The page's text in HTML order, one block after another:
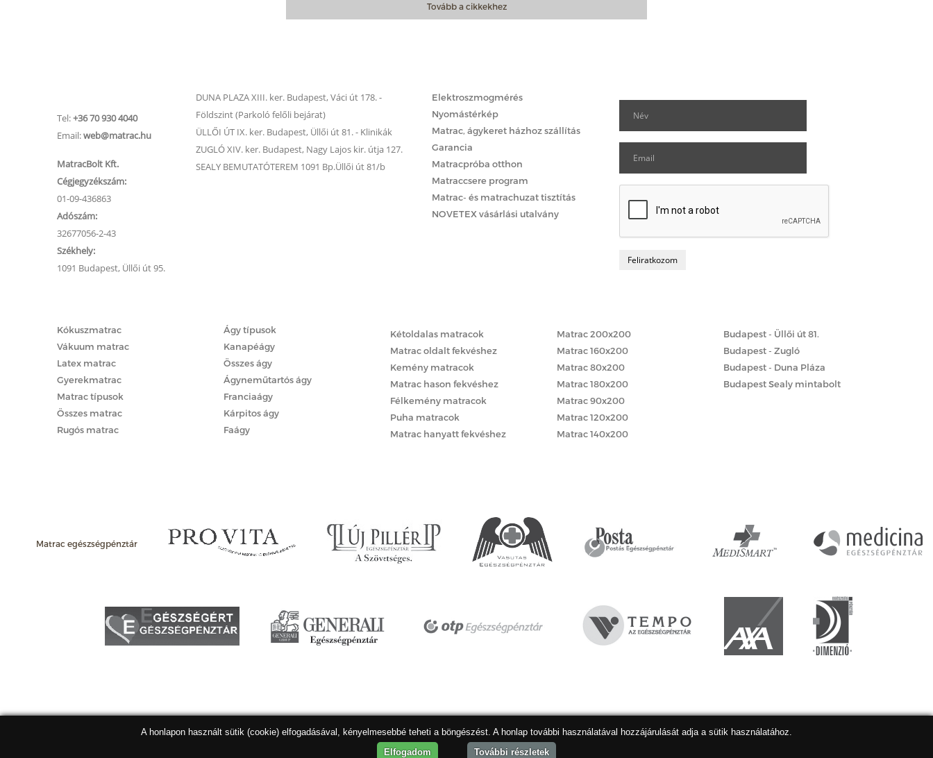
Tovább a cikkekhez
Tel:+36 70 930 4040
Email:web@matrac.hu
MatracBolt Kft.
Cégjegyzékszám:
01-09-436863
Adószám:
32677056-2-43
Székhely:
1091 Budapest, Üllői út 95.
DUNA PLAZA XIII. ker. Budapest, Váci út 178. -
Földszint (Parkoló felőli bejárat)
ÜLLŐI ÚT IX. ker. Budapest, Üllői út 81. - Klinikák
ZUGLÓ XIV. ker. Budapest, Nagy Lajos kir. útja 127.
SEALY BEMUTATÓTEREM 1091 Bp.Üllői út 81/b
Elektroszmogmérés
Nyomástérkép
Matrac, ágykeret házhoz szállítás
Garancia
Matracpróba otthon
Matraccsere program
Matrac- és matrachuzat tisztítás
NOVETEX vásárlási utalvány
Kókuszmatrac
Vákuum matrac
Latex matrac
Gyerekmatrac
Matrac típusok
Összes matrac
Rugós matrac
Ágy típusok
Kanapéágy
Összes ágy
Ágyneműtartós ágy
Franciaágy
Kárpitos ágy
Faágy
Kétoldalas matracok
Matrac oldalt fekvéshez
Kemény matracok
Matrac hason fekvéshez
Félkemény matracok
Puha matracok
Matrac hanyatt fekvéshez
Matrac 200x200
Matrac 160x200
Matrac 80x200
Matrac 180x200
Matrac 90x200
Matrac 120x200
Matrac 140x200
Budapest - Üllői út 81.
Budapest - Zugló
Budapest - Duna Pláza
Budapest Sealy mintabolt
Matrac egészségpénztár
A honlapon használt sütik (cookie) elfogadásával, kényelmesebbé teheti a böngészést. A honlap további használatával hozzájárulását adja a sütik használatához.
Elfogadom
További részletek